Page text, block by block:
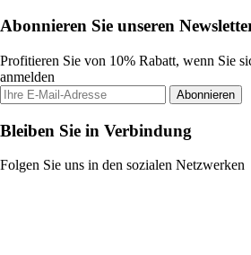
Abonnieren Sie unseren
Profitieren Sie von 10% Rabatt, wenn Sie
anmelden
Abonnieren
Bleiben Sie in Verbindung
Folgen Sie uns in den sozialen Netzwerken